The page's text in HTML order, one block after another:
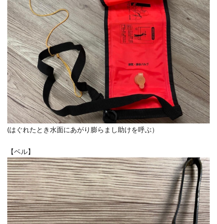
(はぐれたとき水面にあがり膨らまし助けを呼ぶ）
【ベル】